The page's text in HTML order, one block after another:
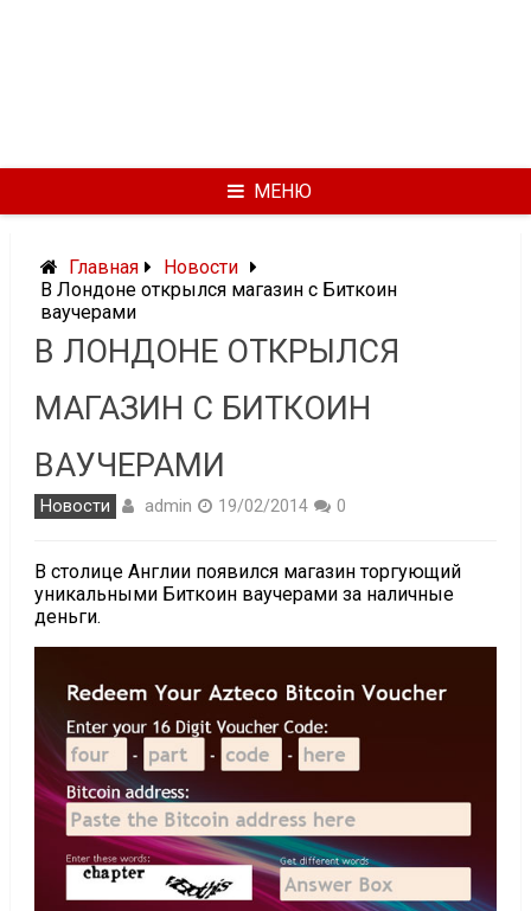
МЕНЮ
Главная
Новости
В Лондоне открылся магазин с Биткоин
ваучерами
В ЛОНДОНЕ ОТКРЫЛСЯ
МАГАЗИН С БИТКОИН
ВАУЧЕРАМИ
Новости admin 19/02/2014 0
В столице Англии появился магазин торгующий
уникальными Биткоин ваучерами за наличные
деньги.